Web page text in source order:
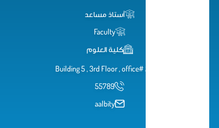
أستاذ مساعد
Faculty
كلية العلوم
Building 5 , 3rd Floor , office# 284
55789
aalbity